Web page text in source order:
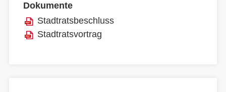
Dokumente
Stadtratsbeschluss
Stadtratsvortrag